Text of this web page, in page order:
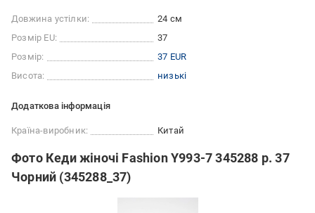
Довжина устілки:
24 см
Розмір EU:
37
Розмір:
37 EUR
Висота:
низькі
Додаткова інформація
Країна-виробник: Китай
Фото Кеди жіночі Fashion Y993-7 345288 р. 37
Чорний (345288_37)